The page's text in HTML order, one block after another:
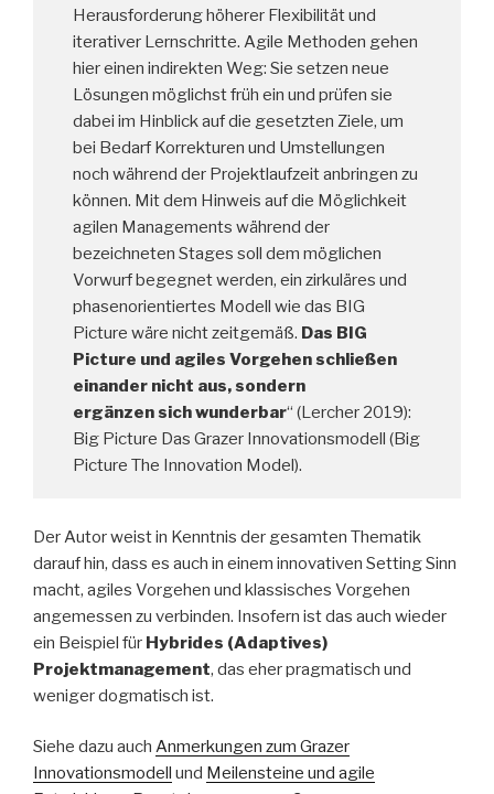
Herausforderung höherer Flexibilität und
iterativer Lernschritte. Agile Methoden gehen
hier einen indirekten Weg: Sie setzen neue
Lösungen möglichst früh ein und prüfen sie
dabei im Hinblick auf die gesetzten Ziele, um
bei Bedarf Korrekturen und Umstellungen
noch während der Projektlaufzeit anbringen zu
können. Mit dem Hinweis auf die Möglichkeit
agilen Managements während der
bezeichneten Stages soll dem möglichen
Vorwurf begegnet werden, ein zirkuläres und
phasenorientiertes Modell wie das BIG
Picture wäre nicht zeitgemäß. Das BIG
Picture und agiles Vorgehen schließen
einander nicht aus, sondern
ergänzen sich wunderbar“ (Lercher 2019):
Big Picture Das Grazer Innovationsmodell (Big
Picture The Innovation Model).
Der Autor weist in Kenntnis der gesamten Thematik
darauf hin, dass es auch in einem innovativen Setting Sinn
macht, agiles Vorgehen und klassisches Vorgehen
angemessen zu verbinden. Insofern ist das auch wieder
ein Beispiel für Hybrides (Adaptives)
Projektmanagement, das eher pragmatisch und
weniger dogmatisch ist.
Siehe dazu auch Anmerkungen zum Grazer
Innovationsmodell und Meilensteine und agile